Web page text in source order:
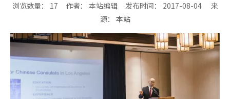
浏览数量： 17 作者： 本站编辑 发布时间： 2017-08-04 来
源： 本站
["wechat","weibo","qzone","douban","email"]